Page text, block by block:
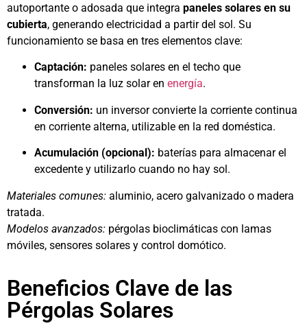
autoportante o adosada que integra paneles solares en su
cubierta, generando electricidad a partir del sol. Su
funcionamiento se basa en tres elementos clave:
Captación: paneles solares en el techo que
transforman la luz solar en energía.
Conversión: un inversor convierte la corriente continua
en corriente alterna, utilizable en la red doméstica.
Acumulación (opcional): baterías para almacenar el
excedente y utilizarlo cuando no hay sol.
Materiales comunes: aluminio, acero galvanizado o madera
tratada.
Modelos avanzados: pérgolas bioclimáticas con lamas
móviles, sensores solares y control domótico.
Beneficios Clave de las
Pérgolas Solares